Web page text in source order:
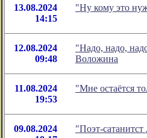
13.08.2024
14:15
"Ну кому это
12.08.2024
09:48
"Надо, надо,
Воложина
11.08.2024
19:53
"Мне остаётся
09.08.2024
"Поэт-